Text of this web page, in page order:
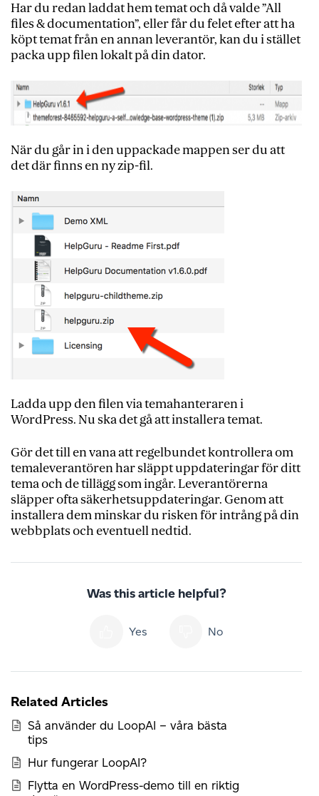
Har du redan laddat hem temat och då valde ”All
files & documentation”, eller får du felet efter att ha
köpt temat från en annan leverantör, kan du i stället
packa upp filen lokalt på din dator.
När du går in i den uppackade mappen ser du att
det där finns en ny zip-fil.
Ladda upp den filen via temahanteraren i
WordPress. Nu ska det gå att installera temat.
Gör det till en vana att regelbundet kontrollera om
temaleverantören har släppt uppdateringar för ditt
tema och de tillägg som ingår. Leverantörerna
släpper ofta säkerhetsuppdateringar. Genom att
installera dem minskar du risken för intrång på din
webbplats och eventuell nedtid.
Was this article helpful?
Yes No
Related Articles
Så använder du LoopAI – våra bästa
tips
Hur fungerar LoopAI?
Flytta en WordPress-demo till en riktig